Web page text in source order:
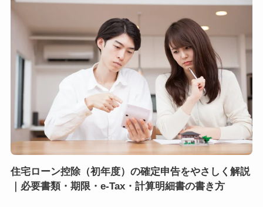
住宅ローン控除（初年度）の確定申告をやさしく解説
｜必要書類・期限・e-Tax・計算明細書の書き方